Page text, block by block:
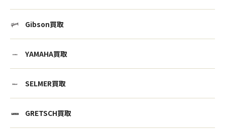
Gibson買取
YAMAHA買取
SELMER買取
GRETSCH買取